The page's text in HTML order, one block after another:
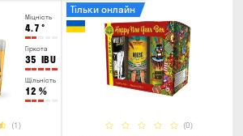
Міцність
4.7 °
Гіркота
35 IBU
Щільність
12 %
(1) (0)
Тільки онлайн